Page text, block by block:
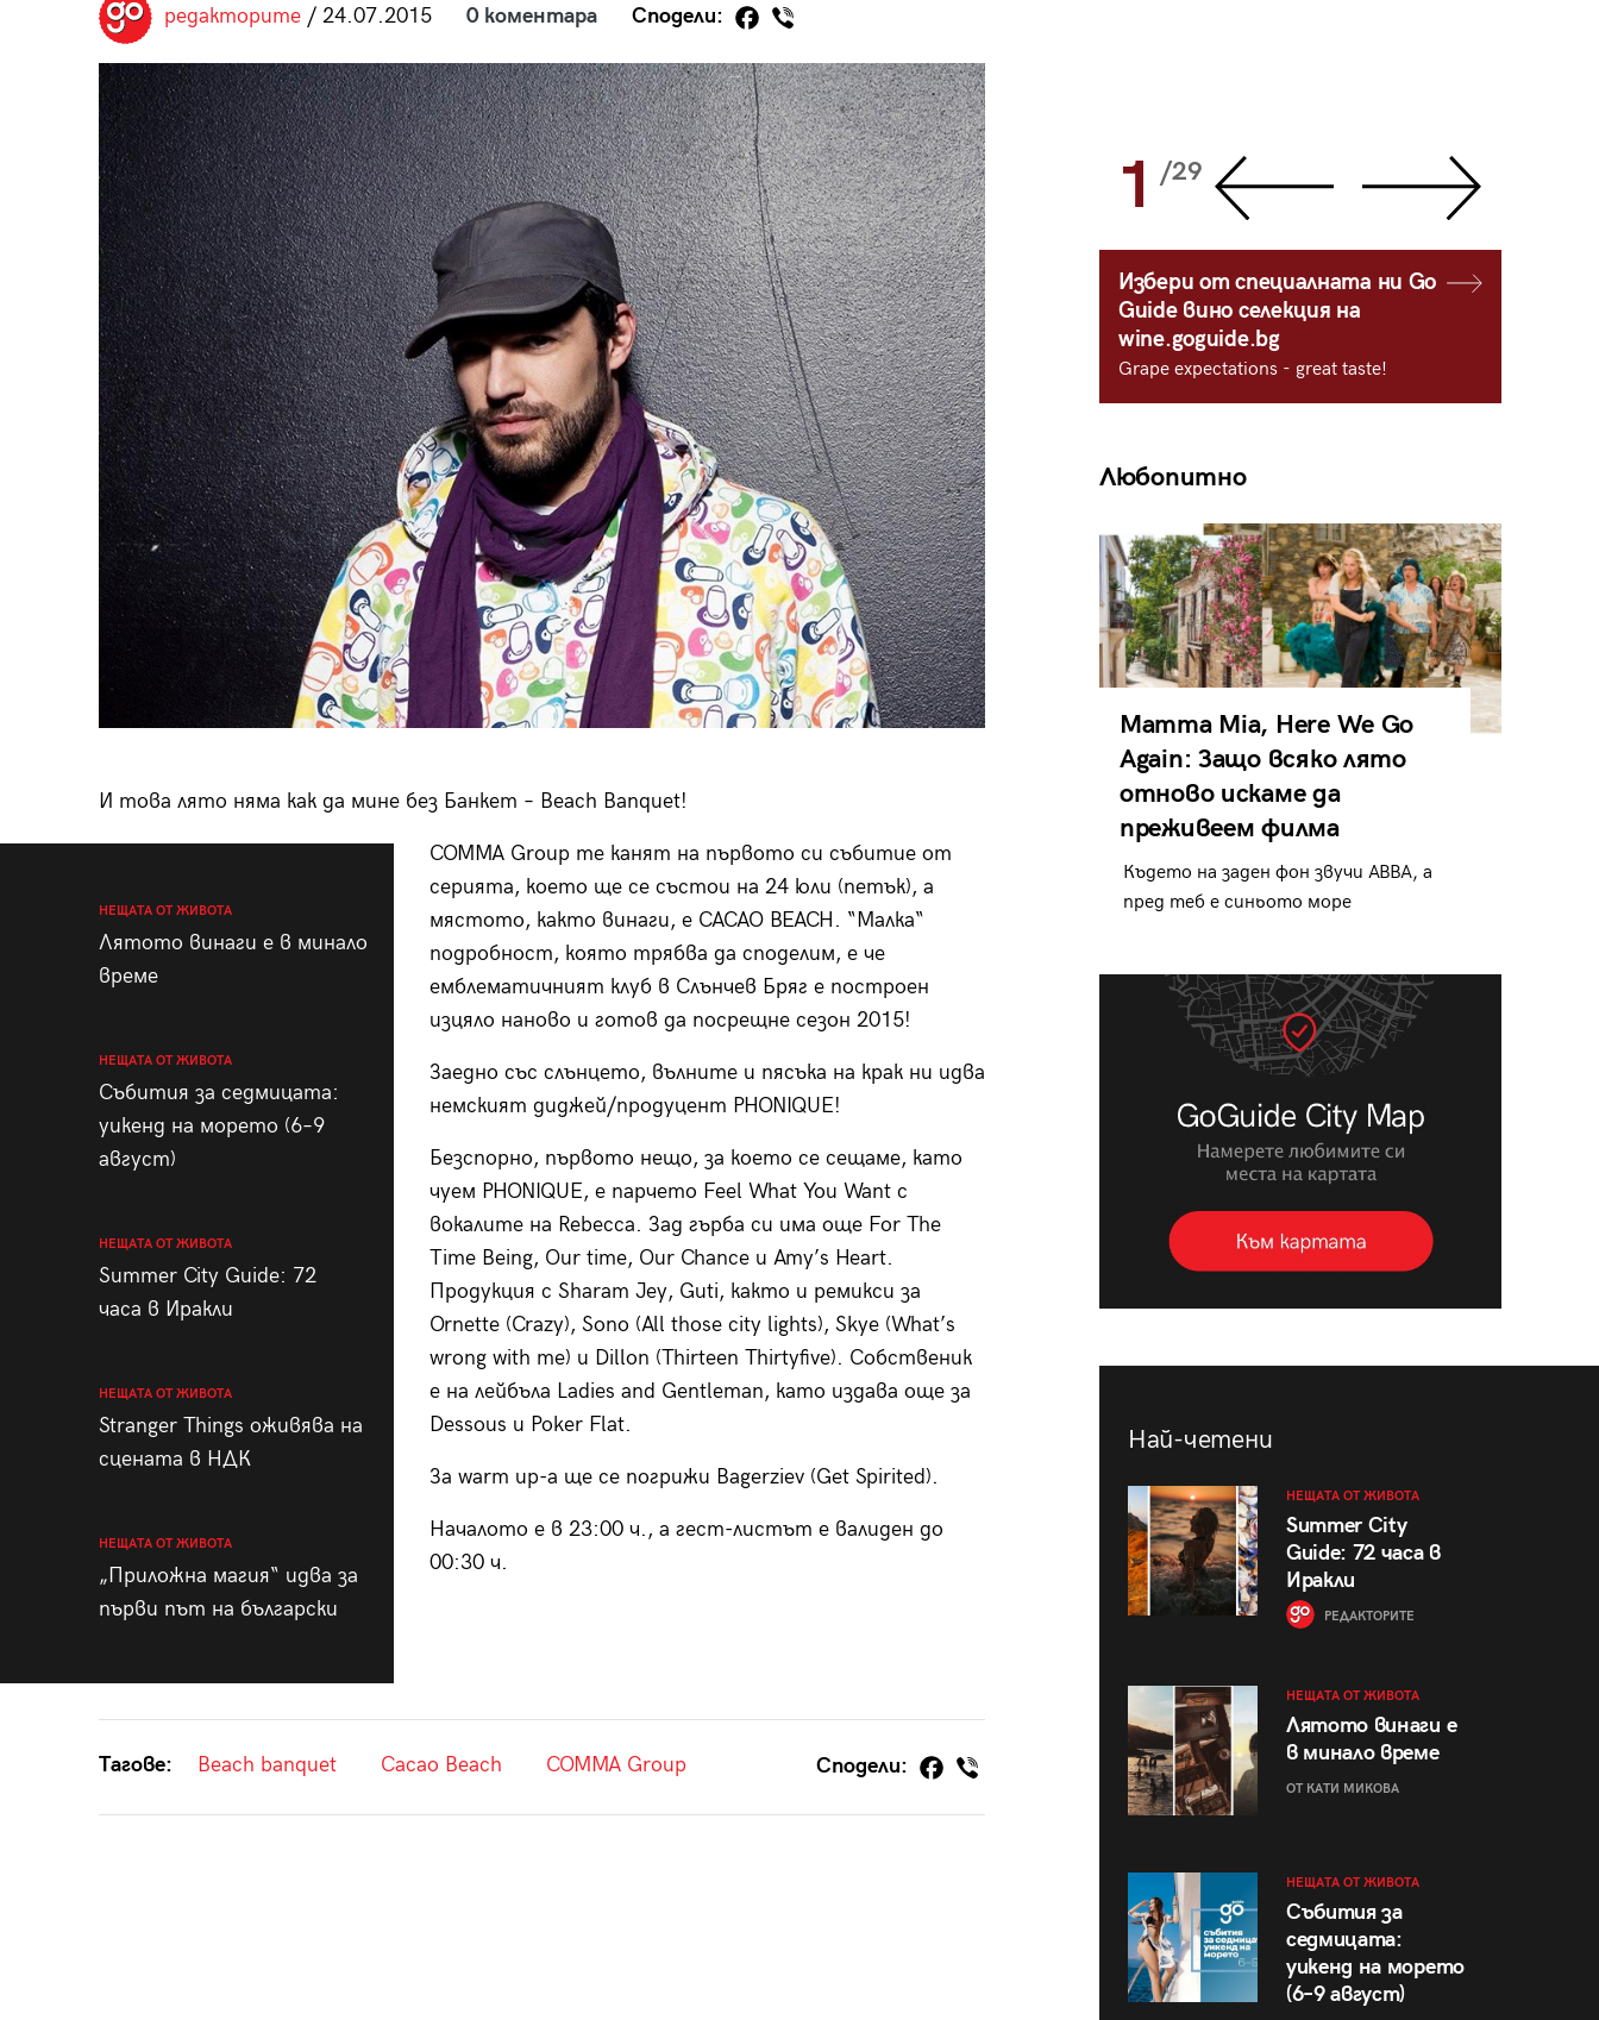
редакторите/ 24.07.2015 0 коментара Сподели:
И това лято няма как да мине без Банкет – Beach Banquet!
НЕЩАТА ОТ ЖИВОТА
Лятото винаги е в минало
време
НЕЩАТА ОТ ЖИВОТА
Събития за седмицата:
уикенд на морето (6–9
август)
НЕЩАТА ОТ ЖИВОТА
Summer City Guide: 72
часа в Иракли
НЕЩАТА ОТ ЖИВОТА
Stranger Things оживява на
сцената в НДК
НЕЩАТА ОТ ЖИВОТА
„Приложна магия“ идва за
първи път на български
COMMA Group те канят на първото си събитие от
серията, което ще се състои на 24 юли (петък), а
мястото, както винаги, е CACAO BEACH. “Малка“
подробност, която трябва да споделим, е че
емблематичният клуб в Слънчев Бряг е построен
изцяло наново и готов да посрещне сезон 2015!
Заедно със слънцето, вълните и пясъка на крак ни идва
немският диджей/продуцент PHONIQUE!
Безспорно, първото нещо, за което се сещаме, като
чуем PHONIQUE, е парчето Feel What You Want с
вокалите на Rebecca. Зад гърба си има още For The
Time Being, Our time, Our Chance и Amy’s Heart.
Продукция с Sharam Jey, Guti, както и ремикси за
Ornette (Crazy), Sono (All those city lights), Skye (What’s
wrong with me) и Dillon (Thirteen Thirtyfive). Собственик
е на лейбъла Ladies and Gentleman, като издава още за
Dessous и Poker Flat.
За warm up-a ще се погрижи Bagerziev (Get Spirited).
Началото е в 23:00 ч., а гест-листът е валиден до
00:30 ч.
Тагове: Beach banquet Cacao Beach COMMA Group Сподели:
28/29 29/29 1 /29
Избери от специалната ни Go
Guide вино селекция на
wine.goguide.bg
Grape expectations - great taste!
Любопитно
Mamma Mia, Here We Go
Again: Защо всяко лято
отново искаме да
преживеем филма
Където на заден фон звучи ABBA, а
пред теб е синьото море
Най-четени
НЕЩАТА ОТ ЖИВОТА
Summer City
Guide: 72 часа в
Иракли
РЕДАКТОРИТЕ
НЕЩАТА ОТ ЖИВОТА
Лятото винаги е
в минало време
ОТ КАТИ МИКОВА
НЕЩАТА ОТ ЖИВОТА
Събития за
седмицата:
уикенд на морето
(6–9 август)